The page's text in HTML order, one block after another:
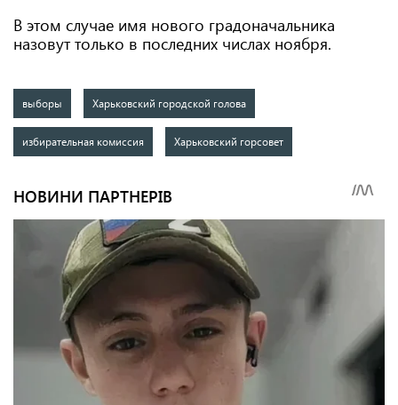
В этом случае имя нового градоначальника
назовут только в последних числах ноября.
выборы Харьковский городской голова
избирательная комиссия Харьковский горсовет